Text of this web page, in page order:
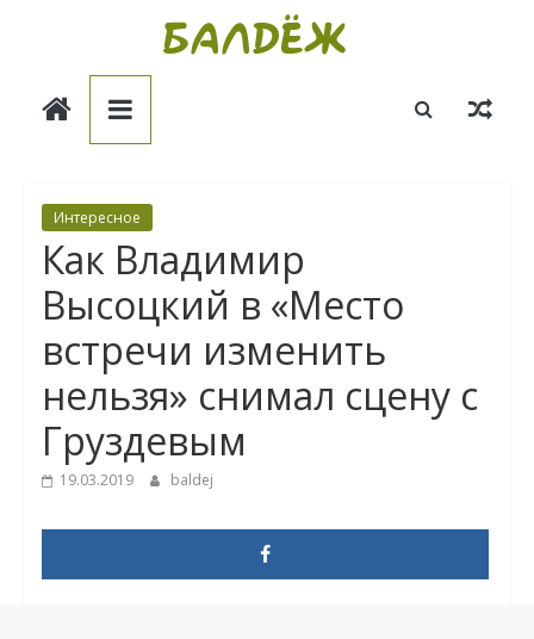
Балдёж
Интересное
Как Владимир
Высоцкий в «Место
встречи изменить
нельзя» снимал сцену с
Груздевым
19.03.2019 baldej